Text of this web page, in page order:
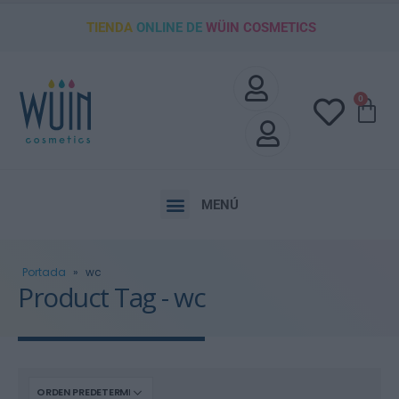
TIENDAONLINE DE WÜIN COSMETICS
0
MENÚ
Portada » wc
Product Tag - wc